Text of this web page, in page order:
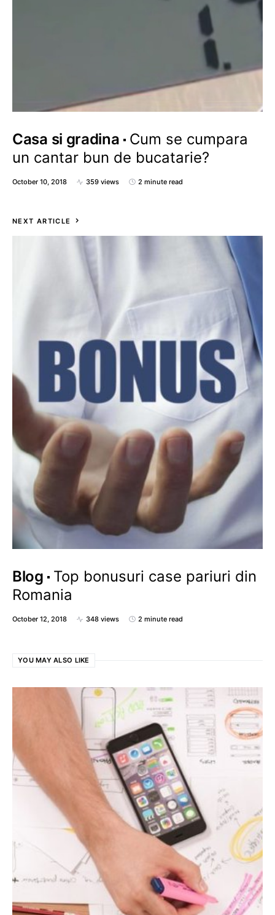
Casa si gradina
Cum se cumpara
un cantar bun de bucatarie?
October 10, 2018 359 views 2 minute read
NEXT ARTICLE
Blog
Top bonusuri case pariuri din
Romania
October 12, 2018 348 views 2 minute read
YOU MAY ALSO LIKE